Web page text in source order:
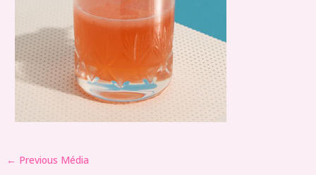
← Previous Média